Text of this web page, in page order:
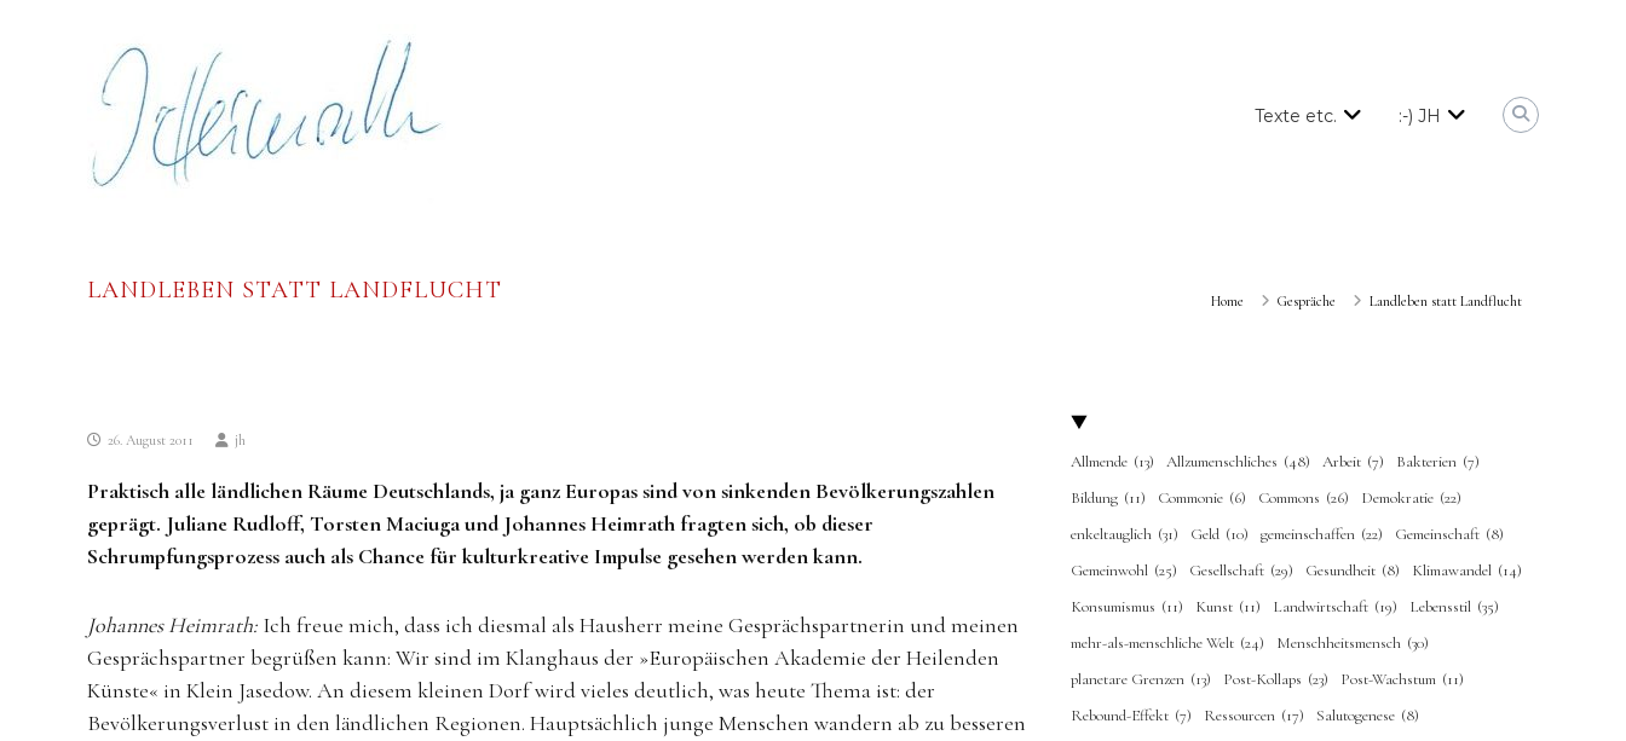
Heimrath
Texte etc. :-) JH
LANDLEBEN STATT LANDFLUCHT Home Gespräche Landleben statt Landflucht
26. August 2011 jh
Praktisch alle ländlichen Räume Deutschlands, ja ganz Europas sind von sinkenden Bevölkerungszahlen
geprägt. Juliane Rudloff, Torsten Maciuga und Johannes Heimrath fragten sich, ob dieser
Schrumpfungsprozess auch als Chance für kulturkreative Impulse gesehen werden kann.
Johannes Heimrath: Ich freue mich, dass ich diesmal als Hausherr meine Gesprächspartnerin und meinen
Gesprächspartner begrüßen kann: Wir sind im Klanghaus der »Europäischen Akademie der Heilenden
Künste« in Klein Jasedow. An diesem kleinen Dorf wird vieles deutlich, was heute Thema ist: der
Bevölkerungsverlust in den ländlichen Regionen. Hauptsächlich junge Menschen wandern ab zu besseren
Allmende (13) Allzumenschliches (48) Arbeit (7) Bakterien (7)
Bildung (11) Commonie (6) Commons (26) Demokratie (22)
enkeltauglich (31) Geld (10) gemeinschaffen (22) Gemeinschaft (8)
Gemeinwohl (25) Gesellschaft (29) Gesundheit (8) Klimawandel (14)
Konsumismus (11) Kunst (11) Landwirtschaft (19) Lebensstil (35)
mehr-als-menschliche Welt (24) Menschheitsmensch (30)
planetare Grenzen (13) Post-Kollaps (23) Post-Wachstum (11)
Rebound-Effekt (7) Ressourcen (17) Salutogenese (8)